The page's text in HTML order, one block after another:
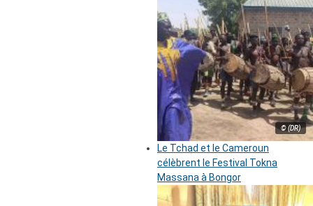
© (DR)
Le Tchad et le Cameroun
célèbrent le Festival Tokna
Massana à Bongor